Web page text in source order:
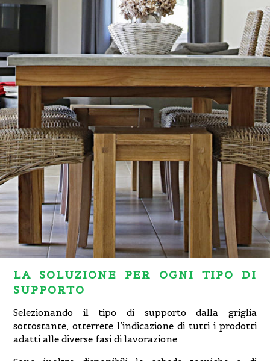
LA SOLUZIONE PER OGNI TIPO DI
SUPPORTO
Selezionando il tipo di supporto dalla griglia
sottostante, otterrete l’indicazione di tutti i prodotti
adatti alle diverse fasi di lavorazione.